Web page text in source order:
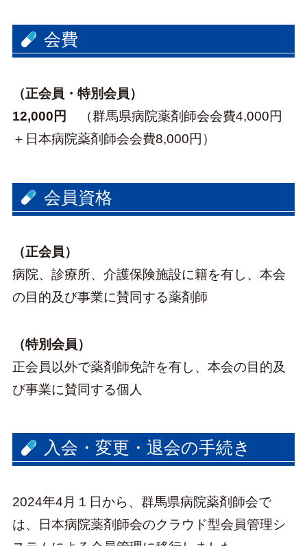
会費
（正会員・特別会員）
12,000円
（群馬県病院薬剤師会会費4,000円
＋日本病院薬剤師会会費8,000円）
会員資格
（正会員）
病院、診療所、介護保険施設に籍を有し、本会
の目的及び事業に賛同する薬剤師
（特別会員）
正会員以外で薬剤師免許を有し、本会の目的及
び事業に賛同する個人
入会・変更・退会の手続き
2024年4月１日から、群馬県病院薬剤師会で
は、日本病院薬剤師会のクラウド型会員管理シ